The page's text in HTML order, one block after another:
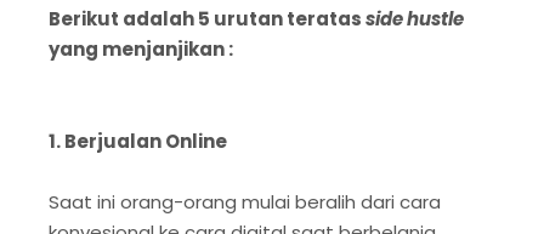
Berikut adalah 5 urutan teratasside hustle
yang menjanjikan :
1. Berjualan Online
Saat ini orang-orang mulai beralih dari cara